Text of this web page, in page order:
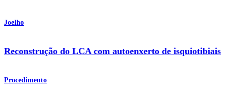
Joelho
Reconstrução do LCA com autoenxerto de isquiotibiais
Procedimento